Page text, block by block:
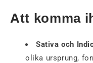
Att komma
Sativa och
olika ursprung,